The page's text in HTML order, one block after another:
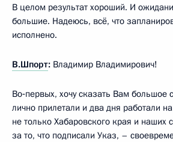
В целом результат хороший. И
большие. Надеюсь, всё, что
исполнено.
В.Шпорт: Владимир Владимирович!
Во‑первых, хочу сказать Вам большое
лично прилетали и два дня работали
не только Хабаровского края и наших
за то, что подписали Указ, –